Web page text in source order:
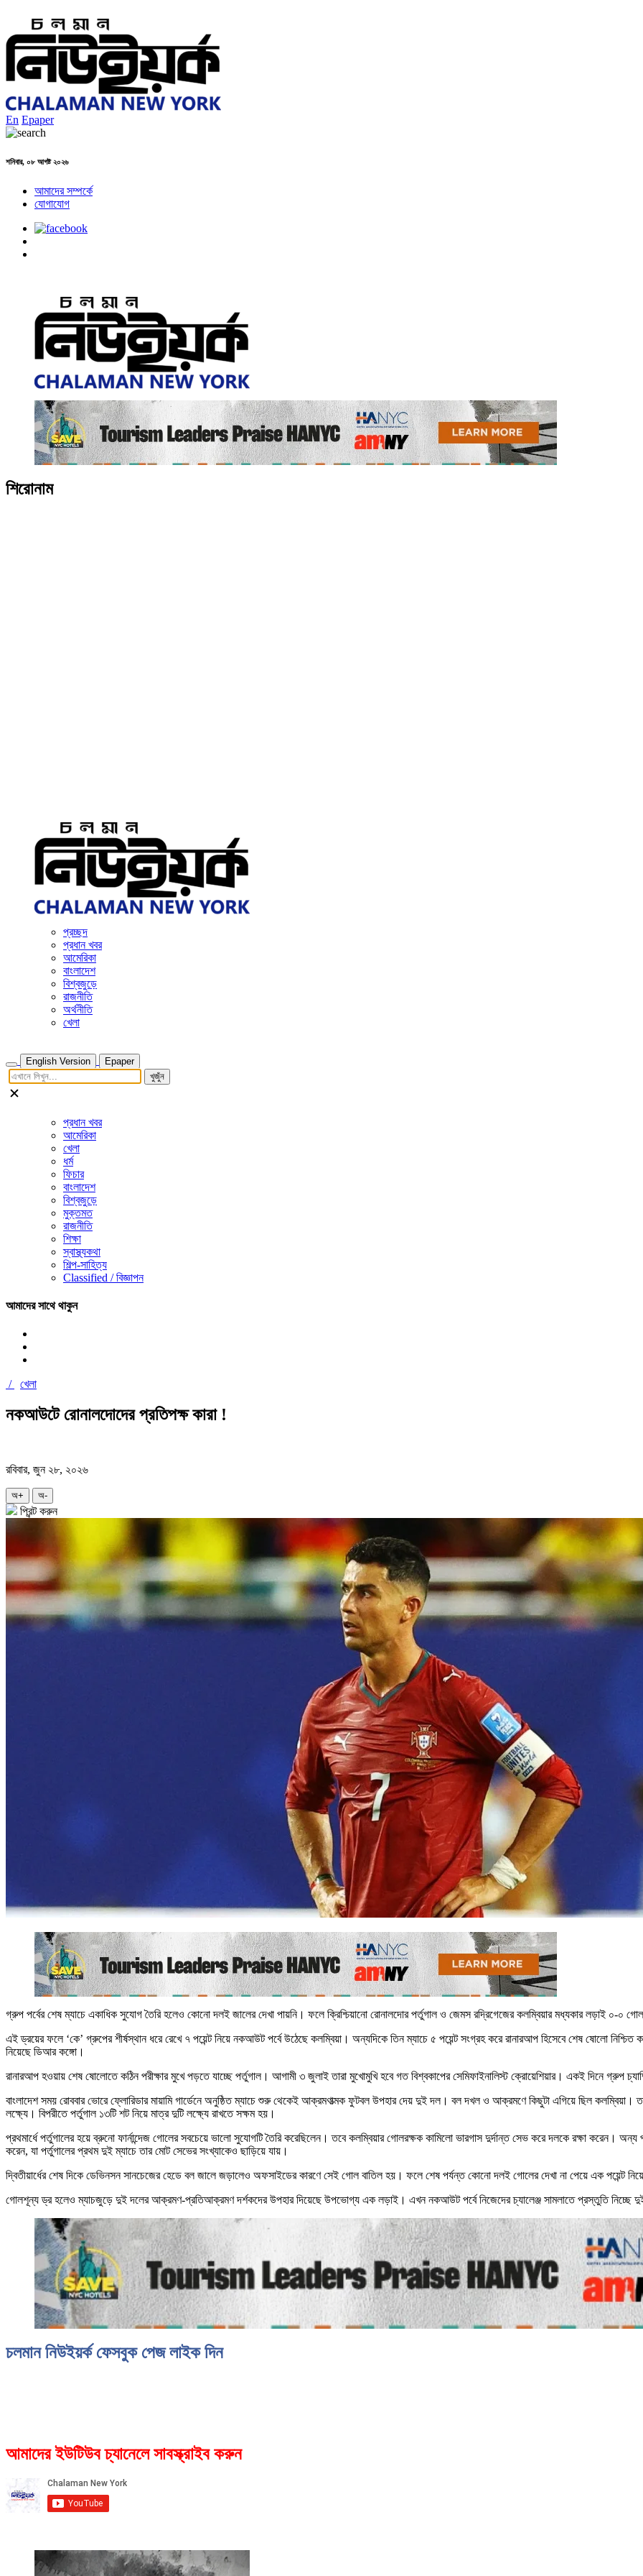
En Epaper
শনিবার, ০৮ আগষ্ট ২০২৬
আমাদের সম্পর্কে
যোগাযোগ
শিরোনাম
প্রচ্ছদ
প্রধান খবর
আমেরিকা
বাংলাদেশ
বিশ্বজুড়ে
রাজনীতি
অর্থনীতি
খেলা
English Version
Epaper
খুজুঁন
প্রধান খবর
আমেরিকা
খেলা
ধর্ম
ফিচার
বাংলাদেশ
বিশ্বজুড়ে
মুক্তমত
রাজনীতি
শিক্ষা
স্বাস্থ্যকথা
শিল্প-সাহিত্য
Classified / বিজ্ঞাপন
আমাদের সাথে থাকুন
/ খেলা
নকআউটে রোনালদোদের প্রতিপক্ষ কারা !
রবিবার, জুন ২৮, ২০২৬
অ+ অ-
প্রিন্ট করুন
গ্রুপ পর্বের শেষ ম্যাচে একাধিক সুযোগ তৈরি হলেও কোনো দলই জালের দেখা পায়নি। ফলে ক্রিশ্চিয়ানো রোনালদোর পর্তুগাল ও জেমস রদ্রিগেজের কলম্বিয়ার মধ্যকার লড়াই ০-০
এই ড্রয়ের ফলে ‘কে’ গ্রুপের শীর্ষস্থান ধরে রেখে ৭ পয়েন্ট নিয়ে নকআউট পর্বে উঠেছে কলম্বিয়া। অন্যদিকে তিন ম্যাচে ৫ পয়েন্ট সংগ্রহ করে রানারআপ হিসেবে শেষ ষোলো
নিয়েছে ডিআর কঙ্গো।
রানারআপ হওয়ায় শেষ ষোলোতে কঠিন পরীক্ষার মুখে পড়তে যাচ্ছে পর্তুগাল। আগামী ৩ জুলাই তারা মুখোমুখি হবে গত বিশ্বকাপের সেমিফাইনালিস্ট ক্রোয়েশিয়ার। একই দিনে গ্রুপ
বাংলাদেশ সময় রোববার ভোরে ফ্লোরিডার মায়ামি গার্ডেনে অনুষ্ঠিত ম্যাচে শুরু থেকেই আক্রমণাত্মক ফুটবল উপহার দেয় দুই দল। বল দখল ও আক্রমণে কিছুটা এগিয়ে ছিল কলম্বিয়া।
লক্ষ্যে। বিপরীতে পর্তুগাল ১৩টি শট নিয়ে মাত্র দুটি লক্ষ্যে রাখতে সক্ষম হয়।
প্রথমার্ধে পর্তুগালের হয়ে ব্রুনো ফার্নান্দেজ গোলের সবচেয়ে ভালো সুযোগটি তৈরি করেছিলেন। তবে কলম্বিয়ার গোলরক্ষক কামিলো ভারগাস দুর্দান্ত সেভ করে দলকে রক্ষা করেন।
করেন, যা পর্তুগালের প্রথম দুই ম্যাচে তার মোট সেভের সংখ্যাকেও ছাড়িয়ে যায়।
দ্বিতীয়ার্ধের শেষ দিকে ডেভিনসন সানচেজের হেডে বল জালে জড়ালেও অফসাইডের কারণে সেই গোল বাতিল হয়। ফলে শেষ পর্যন্ত কোনো দলই গোলের দেখা না পেয়ে এক পয়েন্ট
গোলশূন্য ড্র হলেও ম্যাচজুড়ে দুই দলের আক্রমণ-প্রতিআক্রমণ দর্শকদের উপহার দিয়েছে উপভোগ্য এক লড়াই। এখন নকআউট পর্বে নিজেদের চ্যালেঞ্জ সামলাতে প্রস্তুতি নিচ্ছে
চলমান নিউইয়র্ক ফেসবুক পেজ লাইক দিন
আমাদের ইউটিউব চ্যানেলে সাবস্ক্রাইব করুন